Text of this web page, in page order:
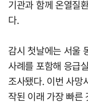
기관과 함께 온열질
다.
감시 첫날에는 서울
사례를 포함해 응급
조사됐다. 이번 사망
작된 이래 가장 빠른